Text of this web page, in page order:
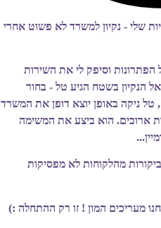
שלי - נקיון למשרד לא פשוט אחרי
וסיפק לי את השירות
הנקיון בשטח הגיע טל - בחור
, טל ניקה באופן יוצא דופן את המשרד
ארוכים. הוא ביצע את המשימה
מהלקוחות לא מפסיקות
מעריכים המון ! זו רק ההתחלה :)